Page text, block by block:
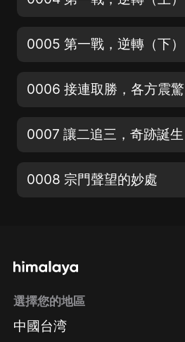
0005 第一戰，逆轉（下）
0006 接連取勝，各方震驚
0007 讓二追三，奇跡誕生
0008 宗門聲望的妙處
選擇您的地區
中國台湾